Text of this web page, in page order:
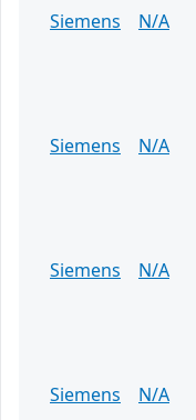
Siemens
N/A
Siemens
N/A
Siemens
N/A
Siemens
N/A